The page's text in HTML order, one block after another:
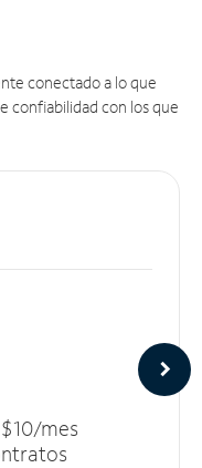
conectado a lo que
confiabilidad con los que
mes